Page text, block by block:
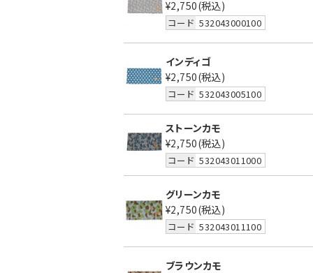
¥2,750(税込)
コード 532043000100
インディゴ
¥2,750(税込)
コード 532043005100
ストーンカモ
¥2,750(税込)
コード 532043011000
グリーンカモ
¥2,750(税込)
コード 532043011100
ブラウンカモ